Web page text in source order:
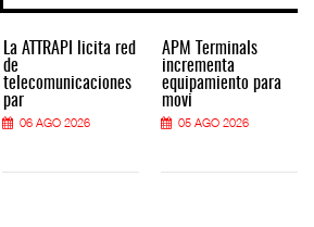
La ATTRAPI licita red
de
telecomunicaciones
par
06 AGO 2026
APM Terminals
incrementa
equipamiento para
movi
05 AGO 2026